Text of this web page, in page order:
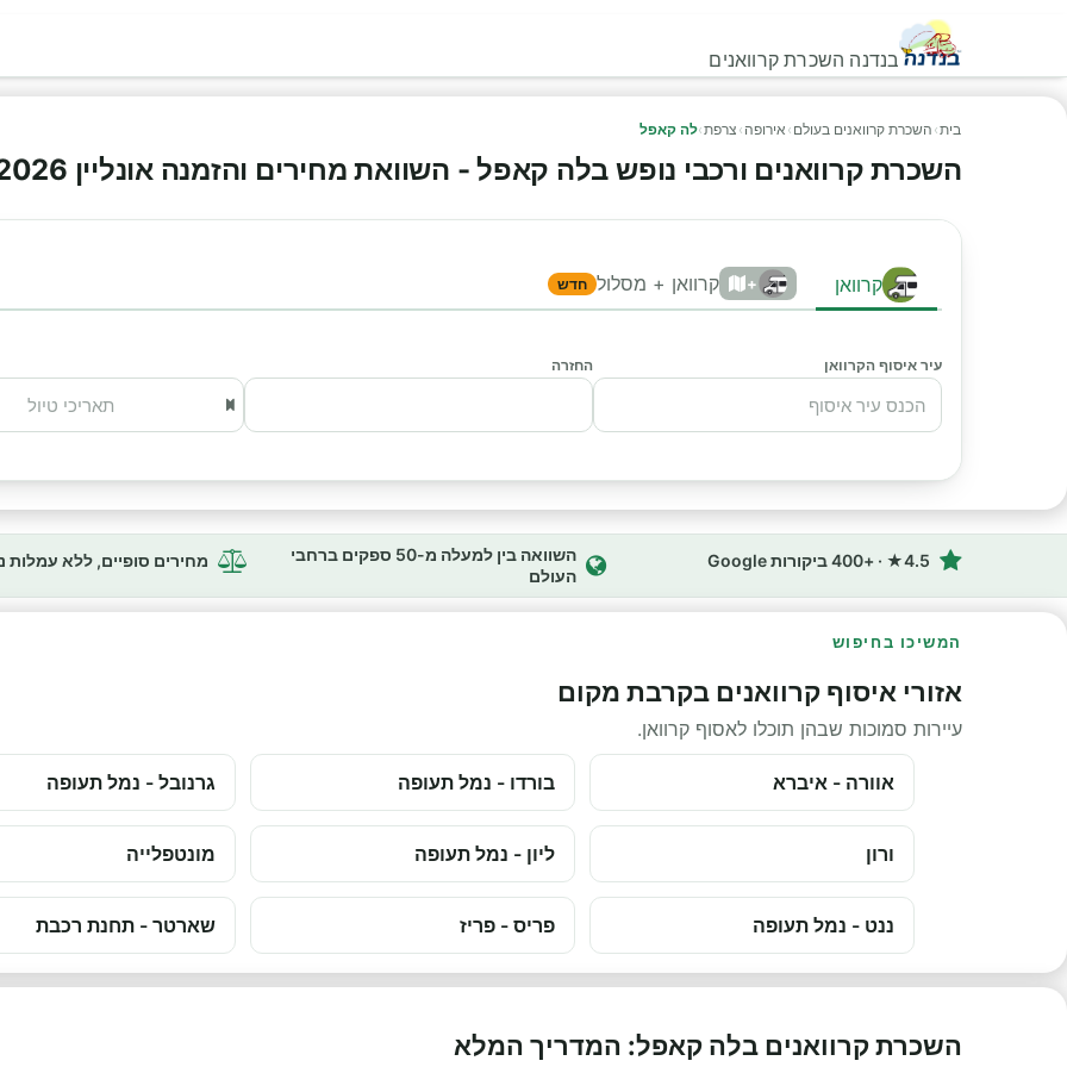
בנדנה השכרת קרוואנים
בית› השכרת קרוואנים בעולם › אירופה › צרפת›לה קאפל
השכרת קרוואנים ורכבי נופש בלה קאפל - השוואת מחירים והזמנה אונליין 2026
קרוואן + קרוואן + מסלול חדש
עיר איסוף הקרוואן החזרה
4.5★ · +400 ביקורות Google
השוואה בין למעלה מ-50 ספקים ברחבי
העולם
מחירים סופיים, ללא עמלות
המשיכו בחיפוש
אזורי איסוף קרוואנים בקרבת מקום
עיירות סמוכות שבהן תוכלו לאסוף קרוואן.
אוורה - איברא בורדו - נמל תעופה גרנובל - נמל תעופה
ורון ליון - נמל תעופה מונטפלייה
ננט - נמל תעופה פריס - פריז שארטר - תחנת רכבת
השכרת קרוואנים בלה קאפל: המדריך המלא